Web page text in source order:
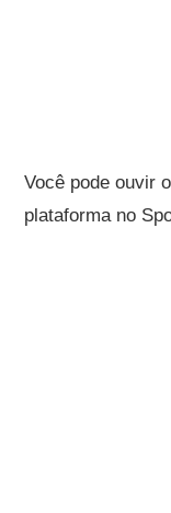
Você pode ouvir
plataforma no